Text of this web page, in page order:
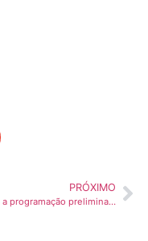
PRÓXIMO
Confira a programação preliminar do Encontro Nacional de Direito do Trabalho no TRC